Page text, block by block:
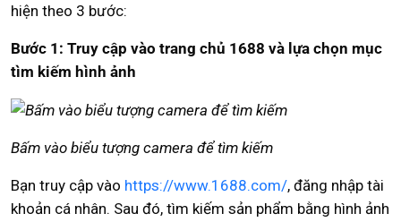
hiện theo 3 bước:
Bước 1: Truy cập vào trang chủ 1688 và lựa chọn mục
tìm kiếm hình ảnh
Bấm vào biểu tượng camera để tìm kiếm
Bạn truy cập vào https://www.1688.com/, đăng nhập tài
khoản cá nhân. Sau đó, tìm kiếm sản phẩm bằng hình ảnh